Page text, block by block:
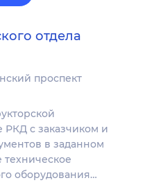
отдела
проспект
РКД с заказчиком и
в заданном
оборудования…